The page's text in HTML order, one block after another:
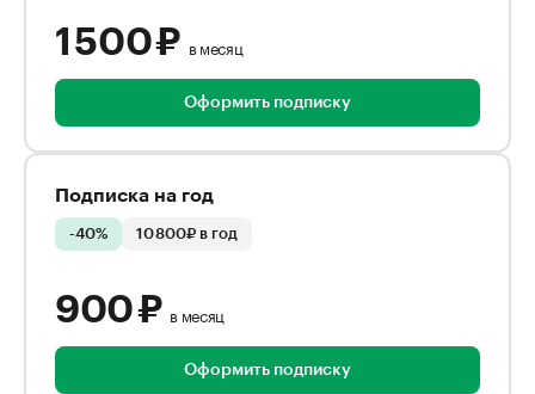
1 500 ₽ в месяц
Оформить подписку
Подписка на год
-40% 10 800₽ в год
900 ₽ в месяц
Оформить подписку